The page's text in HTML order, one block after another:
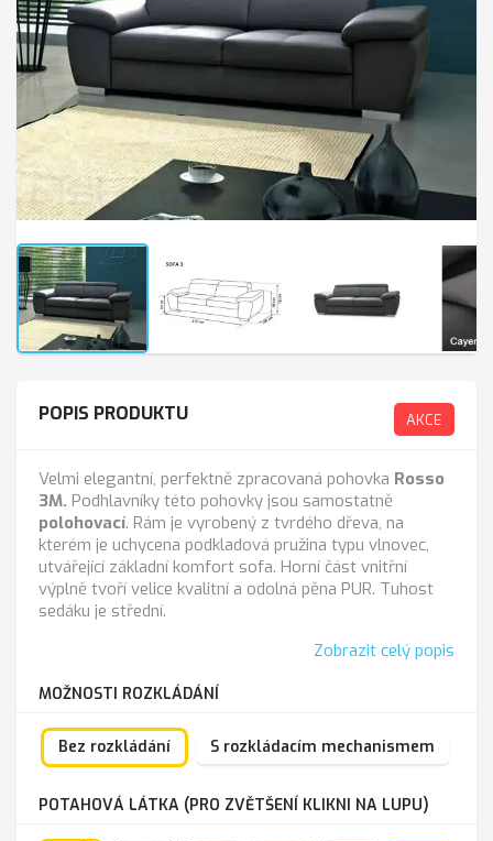
POPIS PRODUKTU AKCE
Velmi elegantní, perfektně zpracovaná pohovka Rosso
3M. Podhlavníky této pohovky jsou samostatně
polohovací. Rám je vyrobený z tvrdého dřeva, na
kterém je uchycena podkladová pružina typu vlnovec,
utvářející základní komfort sofa. Horní část vnitřní
výplně tvoří velice kvalitní a odolná pěna PUR. Tuhost
sedáku je střední.
Zobrazit celý popis
MOŽNOSTI ROZKLÁDÁNÍ
Bez rozkládání S rozkládacím mechanismem
POTAHOVÁ LÁTKA (PRO ZVĚTŠENÍ KLIKNI NA LUPU)